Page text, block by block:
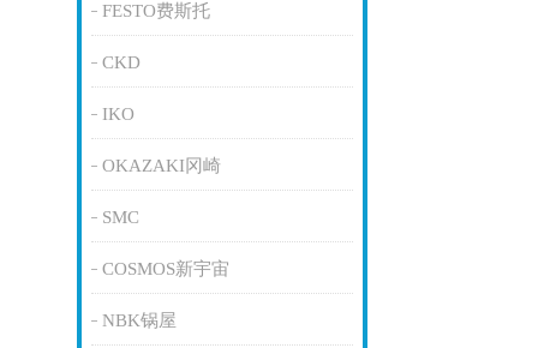
FESTO费斯托
CKD
IKO
OKAZAKI冈崎
SMC
COSMOS新宇宙
NBK锅屋